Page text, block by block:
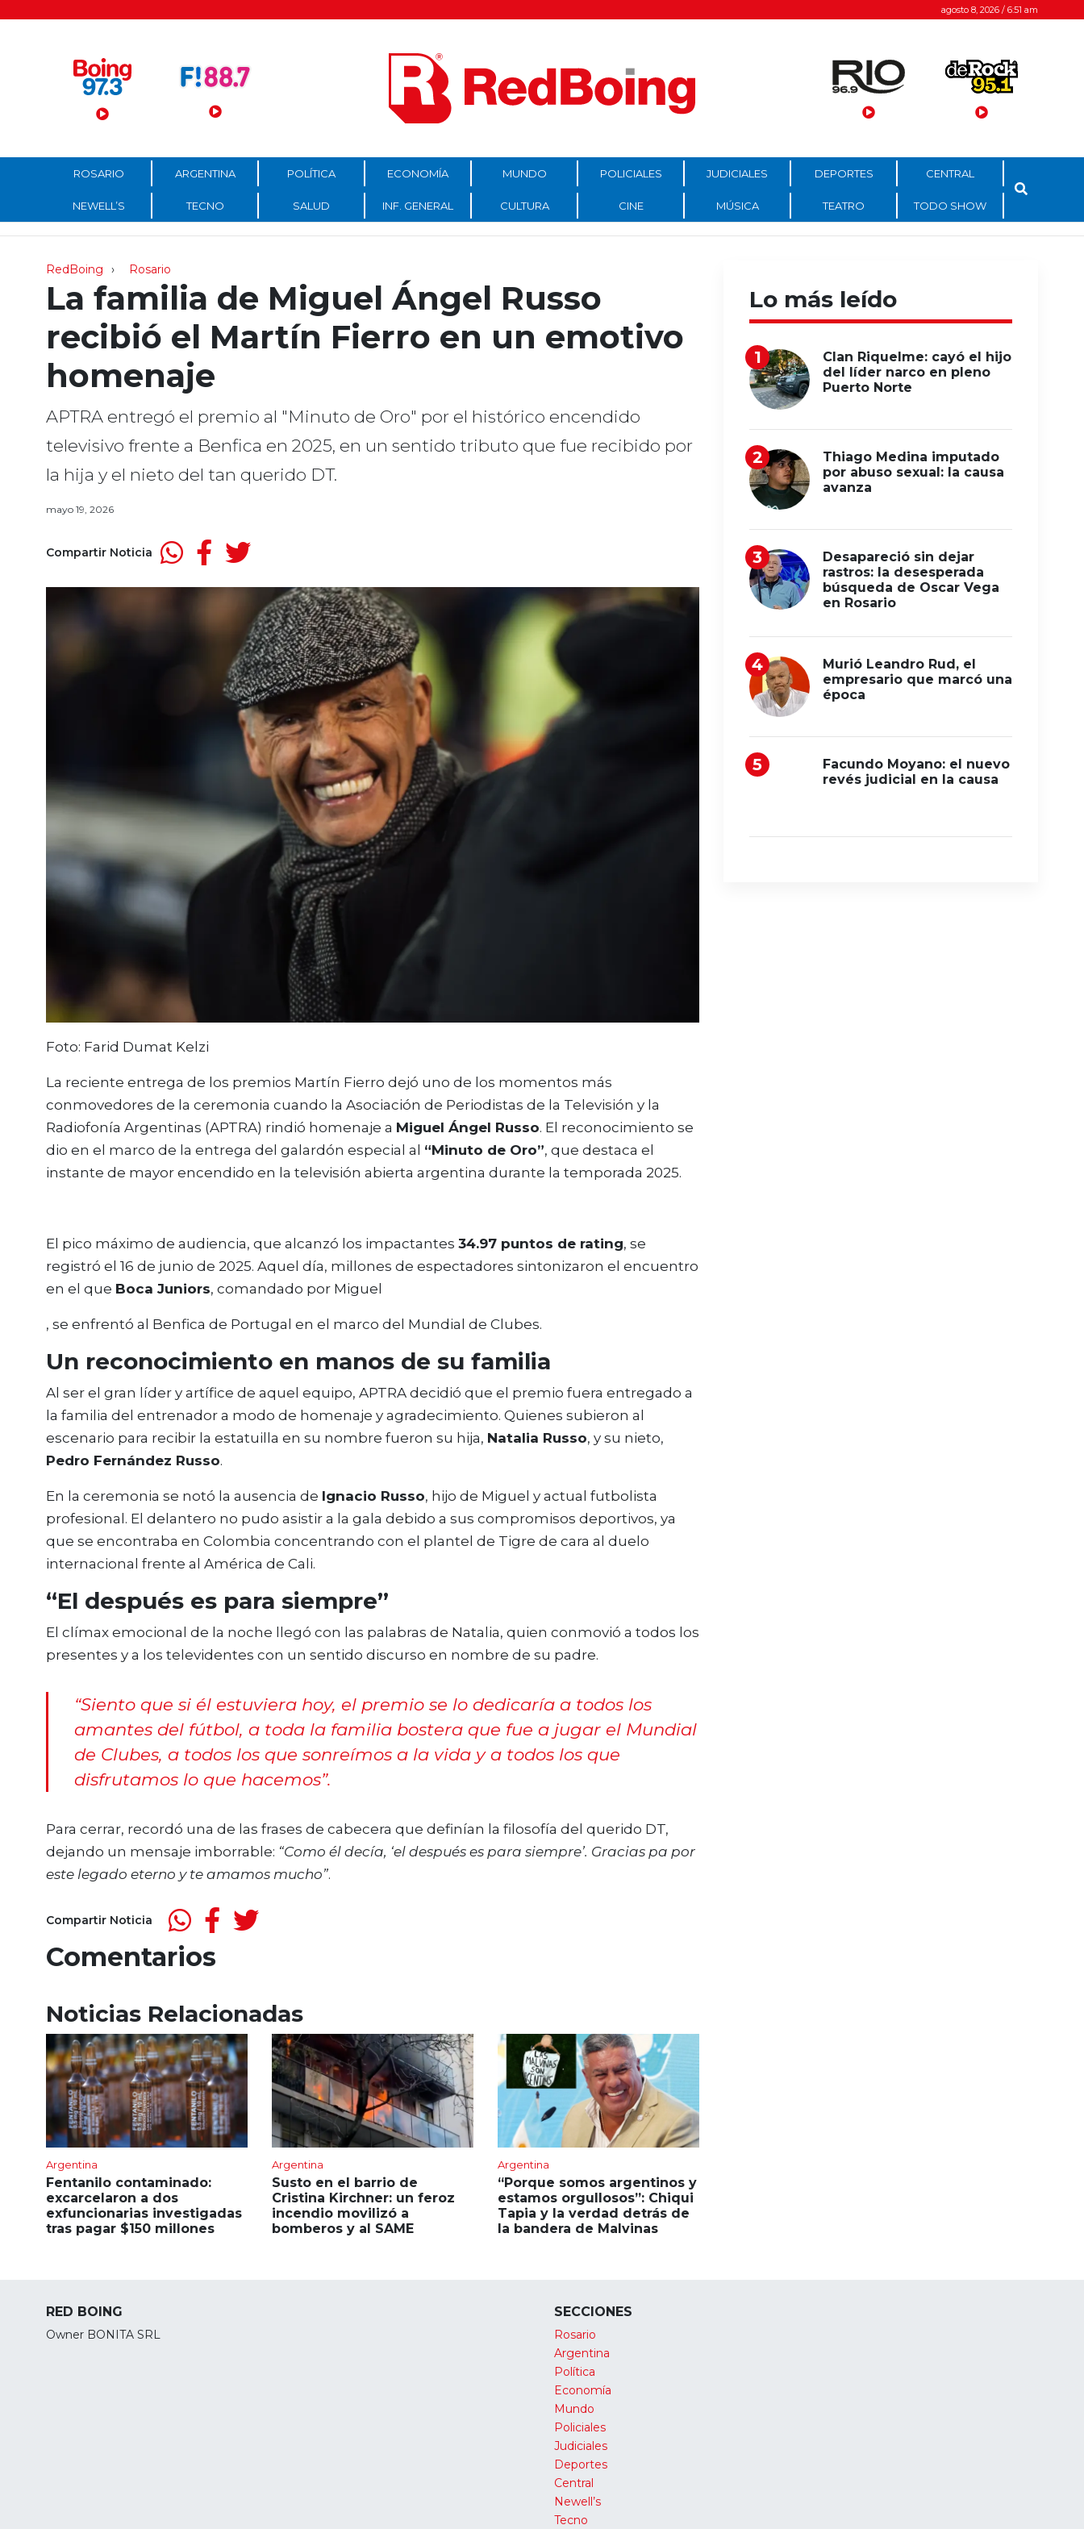
Menú Principal agosto 8, 2026 / 6:51 am
ROSARIO ARGENTINA POLÍTICA ECONOMÍA MUNDO POLICIALES JUDICIALES DEPORTES CENTRAL
NEWELL’S TECNO SALUD INF. GENERAL CULTURA CINE MÚSICA TEATRO TODO SHOW
RedBoing Rosario
La familia de Miguel Ángel Russo
recibió el Martín Fierro en un emotivo
homenaje
APTRA entregó el premio al "Minuto de Oro" por el histórico encendido
televisivo frente a Benfica en 2025, en un sentido tributo que fue recibido por
la hija y el nieto del tan querido DT.
mayo 19, 2026
Compartir Noticia
Foto: Farid Dumat Kelzi
La reciente entrega de los premios Martín Fierro dejó uno de los momentos más
conmovedores de la ceremonia cuando la Asociación de Periodistas de la Televisión y la
Radiofonía Argentinas (APTRA) rindió homenaje a Miguel Ángel Russo. El reconocimiento se
dio en el marco de la entrega del galardón especial al “Minuto de Oro”, que destaca el
instante de mayor encendido en la televisión abierta argentina durante la temporada 2025.
El pico máximo de audiencia, que alcanzó los impactantes 34.97 puntos de rating, se
registró el 16 de junio de 2025. Aquel día, millones de espectadores sintonizaron el encuentro
en el que Boca Juniors, comandado por Miguel
, se enfrentó al Benfica de Portugal en el marco del Mundial de Clubes.
Un reconocimiento en manos de su familia
Al ser el gran líder y artífice de aquel equipo, APTRA decidió que el premio fuera entregado a
la familia del entrenador a modo de homenaje y agradecimiento. Quienes subieron al
escenario para recibir la estatuilla en su nombre fueron su hija, Natalia Russo, y su nieto,
Pedro Fernández Russo.
En la ceremonia se notó la ausencia de Ignacio Russo, hijo de Miguel y actual futbolista
profesional. El delantero no pudo asistir a la gala debido a sus compromisos deportivos, ya
que se encontraba en Colombia concentrando con el plantel de Tigre de cara al duelo
internacional frente al América de Cali.
“El después es para siempre”
El clímax emocional de la noche llegó con las palabras de Natalia, quien conmovió a todos los
presentes y a los televidentes con un sentido discurso en nombre de su padre.
“Siento que si él estuviera hoy, el premio se lo dedicaría a todos los
amantes del fútbol, a toda la familia bostera que fue a jugar el Mundial
de Clubes, a todos los que sonreímos a la vida y a todos los que
disfrutamos lo que hacemos”.
Para cerrar, recordó una de las frases de cabecera que definían la filosofía del querido DT,
dejando un mensaje imborrable: “Como él decía, ‘el después es para siempre’. Gracias pa por
este legado eterno y te amamos mucho”.
Compartir Noticia
Comentarios
Noticias Relacionadas
Argentina
Fentanilo contaminado:
excarcelaron a dos
exfuncionarias investigadas
tras pagar $150 millones
Argentina
Susto en el barrio de
Cristina Kirchner: un feroz
incendio movilizó a
bomberos y al SAME
Argentina
“Porque somos argentinos y
estamos orgullosos”: Chiqui
Tapia y la verdad detrás de
la bandera de Malvinas
Lo más leído
Clan Riquelme: cayó el hijo
del líder narco en pleno
Puerto Norte
Thiago Medina imputado
por abuso sexual: la causa
avanza
Desapareció sin dejar
rastros: la desesperada
búsqueda de Oscar Vega
en Rosario
Murió Leandro Rud, el
empresario que marcó una
época
Facundo Moyano: el nuevo
revés judicial en la causa
RED BOING
Owner BONITA SRL
SECCIONES
Rosario
Argentina
Política
Economía
Mundo
Policiales
Judiciales
Deportes
Central
Newell’s
Tecno